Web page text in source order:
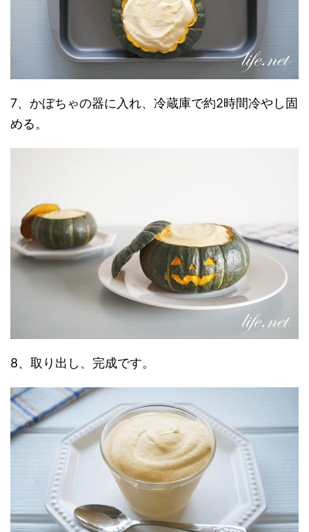
7、かぼちゃの器に入れ、冷蔵庫で約2時間冷やし固
める。
8、取り出し、完成です。